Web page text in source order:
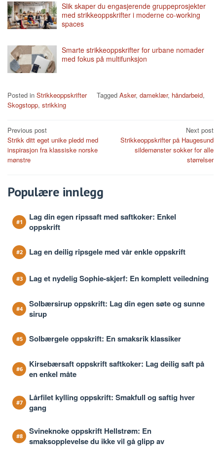
Slik skaper du engasjerende gruppeprosjekter
med strikkeoppskrifter i moderne co-working
spaces
Smarte strikkeoppskrifter for urbane nomader
med fokus på multifunksjon
Posted in Strikkeoppskrifter Tagged Asker, dameklær, håndarbeid,
Skogstopp, strikking
Post
navigation
Previous post
Strikk ditt eget unike pledd med
inspirasjon fra klassiske norske
mønstre
Next post
Strikkeoppskrifter på Haugesund
sildemønster sokker for alle
størrelser
Populære innlegg
Lag din egen ripssaft med saftkoker: Enkel
oppskrift
Lag en deilig ripsgele med vår enkle oppskrift
Lag et nydelig Sophie-skjerf: En komplett veiledning
Solbærsirup oppskrift: Lag din egen søte og sunne
sirup
Solbærgele oppskrift: En smaksrik klassiker
Kirsebærsaft oppskrift saftkoker: Lag deilig saft på
en enkel måte
Lårfilet kylling oppskrift: Smakfull og saftig hver
gang
Svineknoke oppskrift Hellstrøm: En
smaksopplevelse du ikke vil gå glipp av